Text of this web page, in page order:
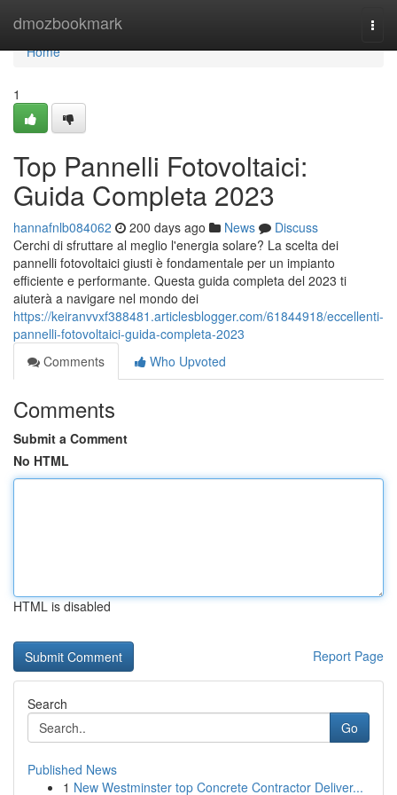
dmozbookmark
Home
Home
1
Top Pannelli Fotovoltaici:
Guida Completa 2023
hannafnlb084062 200 days ago News
Discuss
Cerchi di sfruttare al meglio l'energia solare? La scelta dei
pannelli fotovoltaici giusti è fondamentale per un impianto
efficiente e performante. Questa guida completa del 2023 ti
aiuterà a navigare nel mondo dei
https://keiranvvxf388481.articlesblogger.com/61844918/eccellenti-
pannelli-fotovoltaici-guida-completa-2023
Comments
Who Upvoted
Comments
Submit a Comment
No HTML
HTML is disabled
Report Page
Search
Go
Published News
1 New Westminster top Concrete Contractor Deliver...